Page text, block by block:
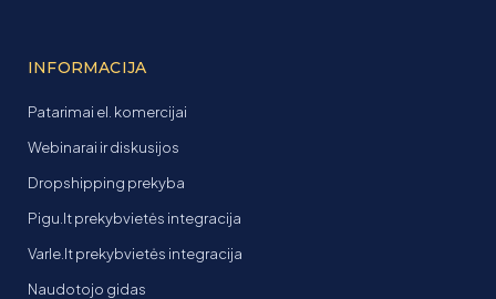
INFORMACIJA
Patarimai el. komercijai
Webinarai ir diskusijos
Dropshipping prekyba
Pigu.lt prekybvietės integracija
Varle.lt prekybvietės integracija
Naudotojo gidas